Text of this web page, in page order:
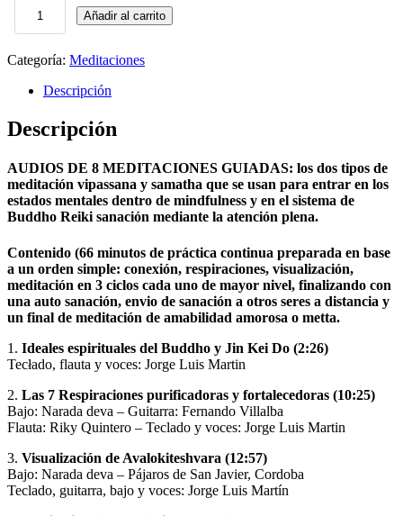
AUDIO
Buddho,
Mindfulness
Meditaciones
y
Atención
MED
cantidad
Añadir al carrito
Categoría: Meditaciones
Descripción
Descripción
AUDIOS DE 8 MEDITACIONES GUIADAS: los dos tipos de
meditación vipassana y samatha que se usan para entrar en los
estados mentales dentro de mindfulness y en el sistema de
Buddho Reiki sanación mediante la atención plena.
Contenido (66 minutos de práctica continua preparada en base
a un orden simple: conexión, respiraciones, visualización,
meditación en 3 ciclos cada uno de mayor nivel, finalizando con
una auto sanación, envio de sanación a otros seres a distancia y
un final de meditación de amabilidad amorosa o metta.
1. Ideales espirituales del Buddho y Jin Kei Do (2:26)
Tecłado, flauta y voces: Jorge Luis Martin
2. Las 7 Respiraciones purificadoras y fortalecedoras (10:25)
Bajo: Narada deva – Guitarra: Fernando Villalba
Flauta: Riky Quintero – Teclado y voces: Jorge Luis Martin
3. Visualización de Avalokiteshvara (12:57)
Bajo: Narada deva – Pájaros de San Javier, Cordoba
Teclado, guitarra, bajo y voces: Jorge Luis Martín